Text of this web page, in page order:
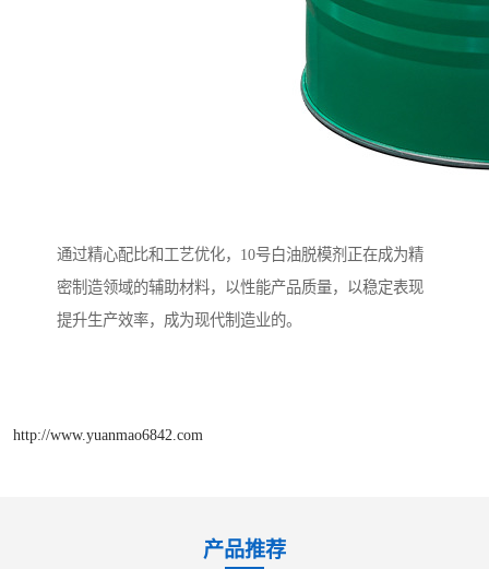
通过精心配比和工艺优化，10号白油脱模剂正在成为精
密制造领域的辅助材料，以性能产品质量，以稳定表现
提升生产效率，成为现代制造业的。
http://www.yuanmao6842.com
产品推荐